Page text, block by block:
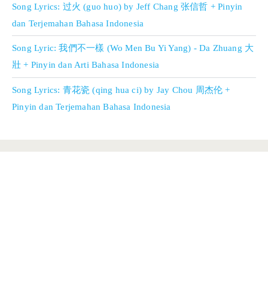
Song Lyrics: 过火 (guo huo) by Jeff Chang 张信哲 + Pinyin
dan Terjemahan Bahasa Indonesia
Song Lyric: 我們不一樣 (Wo Men Bu Yi Yang) - Da Zhuang 大
壯 + Pinyin dan Arti Bahasa Indonesia
Song Lyrics: 青花瓷 (qing hua ci) by Jay Chou 周杰伦 +
Pinyin dan Terjemahan Bahasa Indonesia